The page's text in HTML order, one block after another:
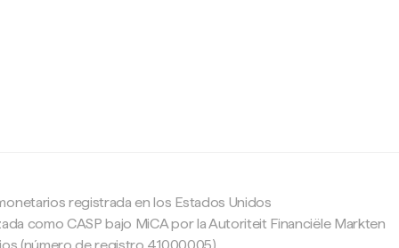
registrada en los Estados Unidos
como CASP bajo MiCA por la Autoriteit Financiële Markten